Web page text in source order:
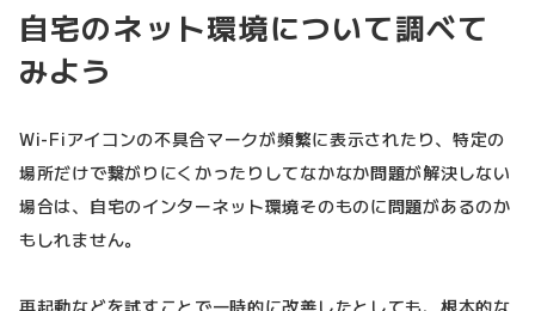
自宅のネット環境について調べて
みよう
Wi-Fiアイコンの不具合マークが頻繁に表示されたり、特定の
場所だけで繋がりにくかったりしてなかなか問題が解決しない
場合は、自宅のインターネット環境そのものに問題があるのか
もしれません。
再起動などを試すことで一時的に改善したとしても、根本的な